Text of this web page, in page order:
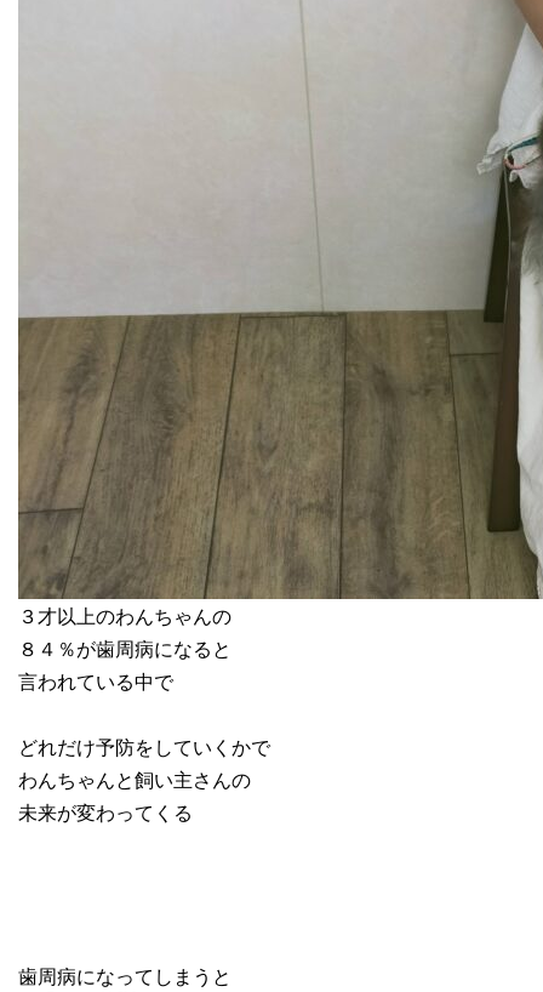
３才以上のわんちゃんの
８４％が歯周病になると
言われている中で
どれだけ予防をしていくかで
わんちゃんと飼い主さんの
未来が変わってくる
歯周病になってしまうと